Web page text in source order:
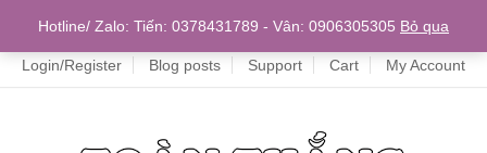
Home
Login/Register Blog posts Support Cart My Account
Hotline/ Zalo: Tiến: 0378431789 - Vân: 0906305305 Bỏ qua